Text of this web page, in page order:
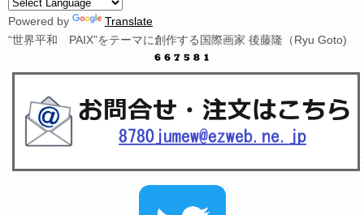
Powered by
Translate
“世界平和 PAIX”をテーマに創作する国際画家 後藤隆（Ryu Goto)